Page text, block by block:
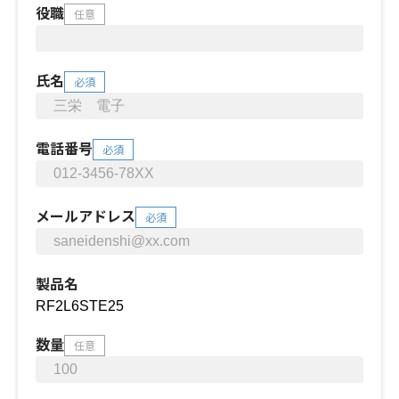
役職 任意
氏名 必須
電話番号 必須
メールアドレス 必須
製品名
数量 任意